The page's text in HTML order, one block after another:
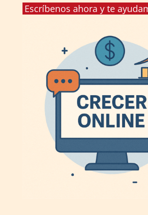
Escríbenos ahora y te